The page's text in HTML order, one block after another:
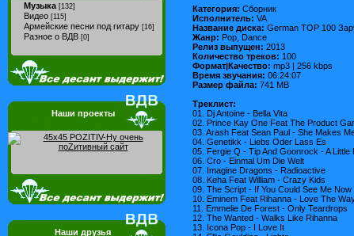
Музыка [132]
Видео [115]
Армейские песни под гитару [16]
Разное о ВДВ [0]
Наши проекты
Наши друзья
Категория: Сборник
Исполнитель: VA
Название диска: German TOP 100
Жанр: Pop, Dance
Релиз выпущен: 2013
Количество треков: 100
Формат|Качество: mp3 | 256 kbps
Время звучания: 06:24:07
Размер файла: 741 MB
Треклист:
01. Dj Antoine - Bella Vita
02. Prince Kay One Feat The Product
03. Arash Feat Sean Paul - She Makes
04. Genetikk - Liebs Oder Lass Es
05. Fergie Q - Tip And Goonrock - A
06. Cro - Einmal Um Die Welt
07. Imagine Dragons - Radioactive
08. Keha Feat William - Crazy Kids
09. The Script - If You Could See Me Now
10. Eminem Feat Rihanna - Love The
11. Emmelie De Forest - Only Teardrops
12. The Wanted - Walks Like Rihanna
13. Icona Pop - I Love It